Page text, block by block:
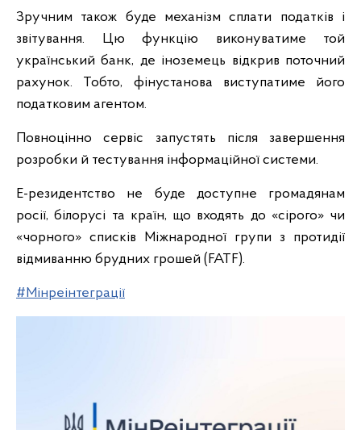
Зручним також буде механізм сплати податків і
звітування. Цю функцію виконуватиме той
український банк, де іноземець відкрив поточний
рахунок. Тобто, фінустанова виступатиме його
податковим агентом.
Повноцінно сервіс запустять після завершення
розробки й тестування інформаційної системи.
Е-резидентство не буде доступне громадянам
росії, білорусі та країн, що входять до «сірого» чи
«чорного» списків Міжнародної групи з протидії
відмиванню брудних грошей (FATF).
#Мінреінтеграції